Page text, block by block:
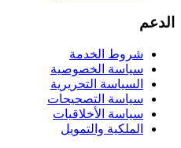
الدعم
شروط الخدمة
سياسة الخصوصية
السياسة التحريرية
سياسة التصحيحات
سياسة الأخلاقيات
الملكية والتمويل